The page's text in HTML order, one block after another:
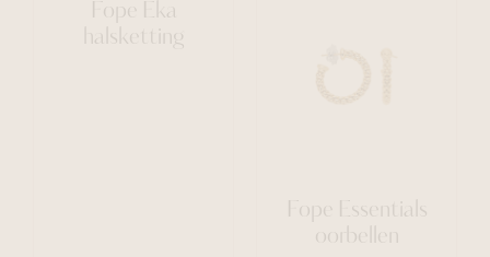
Fope Eka
halsketting
Fope Essentials
oorbellen